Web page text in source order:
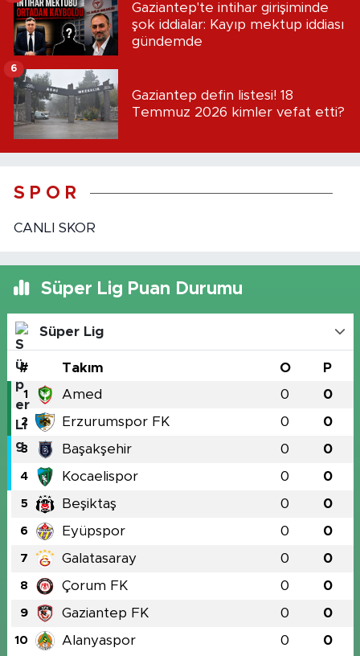
Gaziantep'te intihar girişiminde
şok iddialar: Kayıp mektup iddiası
gündemde
Gaziantep defin listesi! 18
Temmuz 2026 kimler vefat etti?
6
S P O R
CANLI SKOR
Süper Lig Puan Durumu
Süper Lig
# Takım O P
1 Amed 0 0
2 Erzurumspor FK 0 0
3 Başakşehir 0 0
4 Kocaelispor 0 0
5 Beşiktaş 0 0
6 Eyüpspor 0 0
7 Galatasaray 0 0
8 Çorum FK 0 0
9 Gaziantep FK 0 0
10 Alanyaspor 0 0